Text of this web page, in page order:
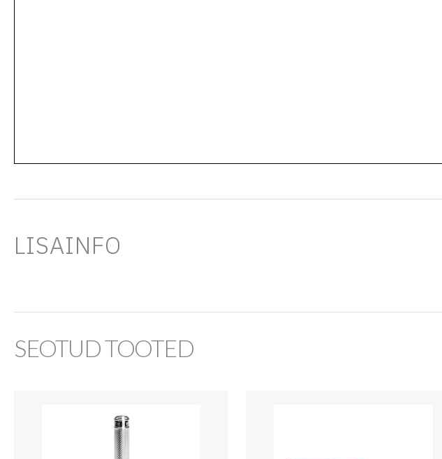
LISAINFO
SEOTUD TOOTED